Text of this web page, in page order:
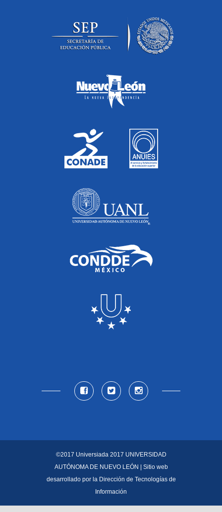
©2017 Universiada 2017 UNIVERSIDAD
AUTÓNOMA DE NUEVO LEÓN
| Sitio web
desarrollado por la Dirección de Tecnologías de
Información